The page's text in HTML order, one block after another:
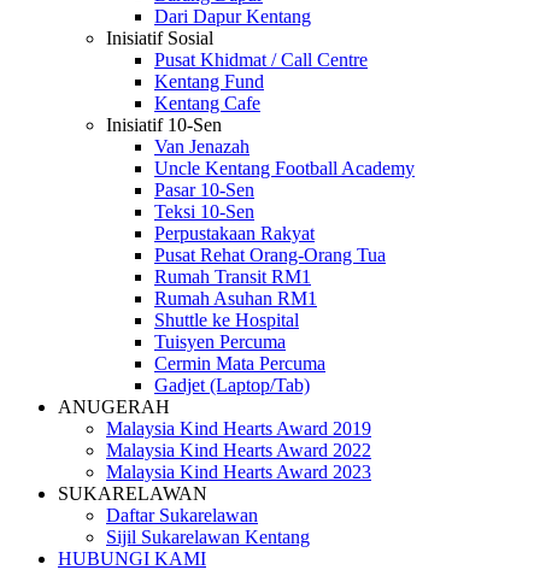
Dari Dapur Kentang
Inisiatif Sosial
Pusat Khidmat / Call Centre
Kentang Fund
Kentang Cafe
Inisiatif 10-Sen
Van Jenazah
Uncle Kentang Football Academy
Pasar 10-Sen
Teksi 10-Sen
Perpustakaan Rakyat
Pusat Rehat Orang-Orang Tua
Rumah Transit RM1
Rumah Asuhan RM1
Shuttle ke Hospital
Tuisyen Percuma
Cermin Mata Percuma
Gadjet (Laptop/Tab)
ANUGERAH
Malaysia Kind Hearts Award 2019
Malaysia Kind Hearts Award 2022
Malaysia Kind Hearts Award 2023
SUKARELAWAN
Daftar Sukarelawan
Sijil Sukarelawan Kentang
HUBUNGI KAMI